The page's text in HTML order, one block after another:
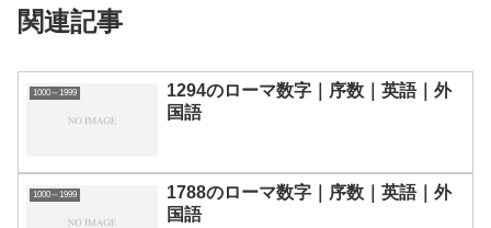
関連記事
1000～1999
1294のローマ数字｜序数｜英語｜外
国語
1000～1999
1788のローマ数字｜序数｜英語｜外
国語